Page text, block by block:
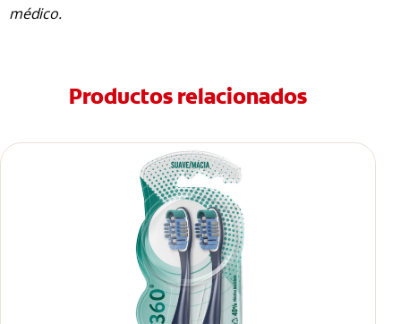
médico.
Productos relacionados